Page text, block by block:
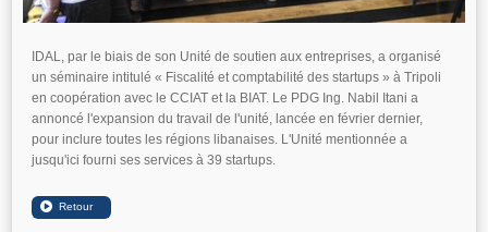
IDAL, par le biais de son Unité de soutien aux entreprises, a organisé
un séminaire intitulé « Fiscalité et comptabilité des startups » à Tripoli
en coopération avec le CCIAT et la BIAT. Le PDG Ing. Nabil Itani a
annoncé l'expansion du travail de l'unité, lancée en février dernier,
pour inclure toutes les régions libanaises. L'Unité mentionnée a
jusqu'ici fourni ses services à 39 startups.